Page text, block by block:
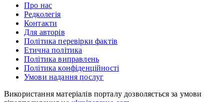
Про нас
Редколегія
Контакти
Для авторів
Політика перевірки фактів
Етична політика
Політика виправлень
Політика конфіденційності
Умови надання послуг
Використання матеріалів порталу дозволяється за умови